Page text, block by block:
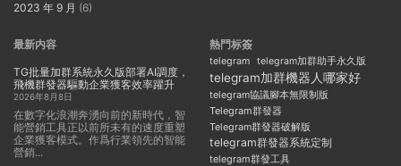
2023 年 9 月 (6)
最新内容
TG批量加群系統永久版部署AI調度，
飛機群發器驅動企業獲客效率躍升
2026年8月8日
在數字化浪潮奔湧向前的新時代，智
能營銷工具正以前所未有的速度重塑
企業獲客模式。作爲行業領先的智能
營銷...
熱門标簽
telegram telegram加群助手永久版
telegram加群機器人哪家好
telegram協議腳本無限制版
Telegram群發器
Telegram群發器破解版
telegram群發器系統定制
telegram群發工具